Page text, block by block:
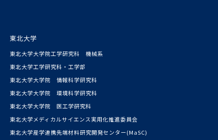
東北大学
東北大学大学院工学研究科 機械系
東北大学工学研究科・工学部
東北大学大学院 情報科学研究科
東北大学大学院 環境科学研究科
東北大学大学院 医工学研究科
東北大学メディカルサイエンス実用化推進委員会
東北大学産学連携先端材料研究開発センター(MaSC)